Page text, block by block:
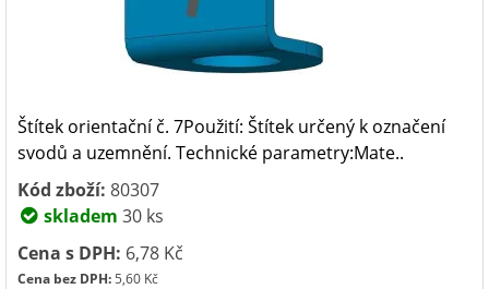
Štítek orientační č. 7Použití: Štítek určený k označení
svodů a uzemnění. Technické parametry:Mate..
Kód zboží: 80307
skladem 30 ks
Cena s DPH: 6,78 Kč
Cena bez DPH:5,60 Kč